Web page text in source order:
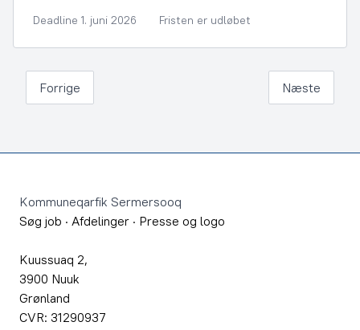
Deadline 1. juni 2026 Fristen er udløbet
Forrige Næste
Kommuneqarfik Sermersooq
Søg job · Afdelinger · Presse og logo
Kuussuaq 2,
3900 Nuuk
Grønland
CVR: 31290937